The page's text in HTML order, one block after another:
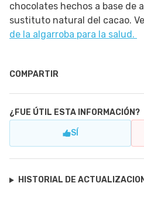
chocolates hechos a base de
sustituto natural del cacao.
de la algarroba para la salud.
COMPARTIR
¿FUE ÚTIL ESTA INFORMACIÓN?
SÍ
HISTORIAL DE